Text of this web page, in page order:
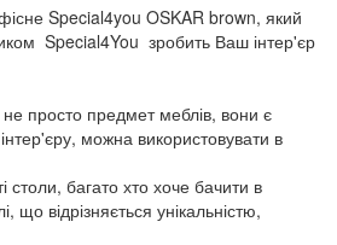
Special4you OSKAR brown, який
Special4You зробить Ваш інтер'єр
просто предмет меблів, вони є
можна використовувати в
столи, багато хто хоче бачити в
що відрізняється унікальністю,